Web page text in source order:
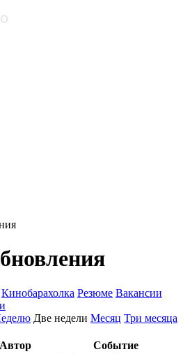
Кинобарахолка Резюме Вакансии
Две недели Месяц Три месяца
Автор Событие